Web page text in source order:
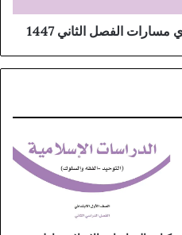
مسارات الفصل الثاني 1447